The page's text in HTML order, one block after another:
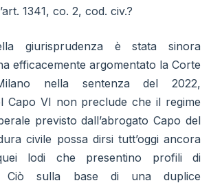
1341, co. 2, cod. civ.?
giurisprudenza è stata sinora
efficacemente argomentato la Corte
nella sentenza del 2022,
Capo VI non preclude che il regime
previsto dall’abrogato Capo del
civile possa dirsi tutt’oggi ancora
lodi che presentino profili di
Ciò sulla base di una duplice